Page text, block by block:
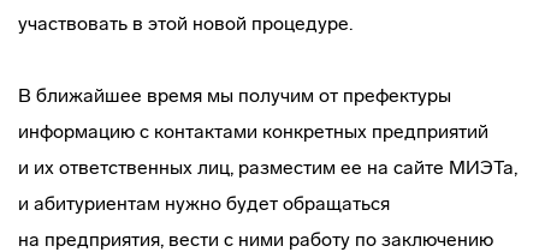
участвовать в этой новой процедуре.
В ближайшее время мы получим от префектуры
информацию с контактами конкретных предприятий
и их ответственных лиц, разместим ее на сайте МИЭТа,
и абитуриентам нужно будет обращаться
на предприятия, вести с ними работу по заключению